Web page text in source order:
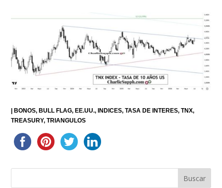
BONOS BULL FLAG EE.UU. INDICES TASA DE INTERES TNX
TREASURY TRIANGULOS